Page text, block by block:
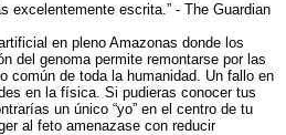
excelentemente escrita.” - The Guardian
en pleno Amazonas donde los
del genoma permite remontarse por las
común de toda la humanidad. Un fallo en
en la física. Si pudieras conocer tus
un único “yo” en el centro de tu
al feto amenazase con reducir